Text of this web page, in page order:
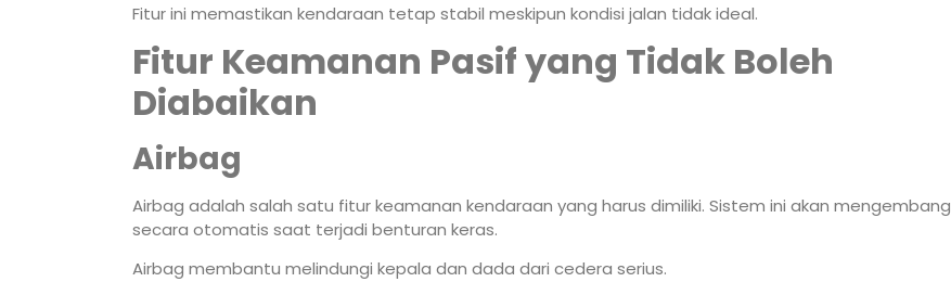
Fitur ini memastikan kendaraan tetap stabil meskipun kondisi jalan tidak ideal.
Fitur Keamanan Pasif yang Tidak Boleh
Diabaikan
Airbag
Airbag adalah salah satu fitur keamanan kendaraan yang harus dimiliki. Sistem ini akan mengembang
secara otomatis saat terjadi benturan keras.
Airbag membantu melindungi kepala dan dada dari cedera serius.